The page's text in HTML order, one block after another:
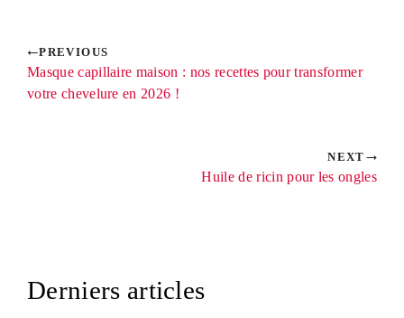
PREVIOUS
Masque capillaire maison : nos recettes pour transformer
votre chevelure en 2026 !
NEXT
Huile de ricin pour les ongles
Derniers articles